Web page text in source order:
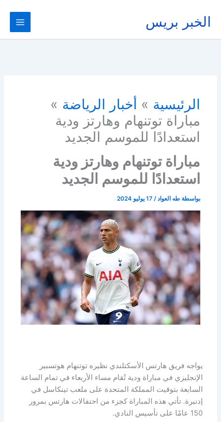
المحتوى
الخبر بريس
الرئيسية
أخبار الرياضة
مباراة توتنهام وهارتز ودية
استعدادًا للموسم الجديد
مباراة توتنهام وهارتز ودية
استعدادًا للموسم الجديد
بواسطة طه العواد/17 يوليو 2024
يواجه فريق هارتس الأسكتلندي نظيره توتنهام هوتسبير
الإنجليزي في مباراة ودية تُقام مساء الأربعاء في تمام الساعة
السابعة بتوقيت المملكة المتحدة على ملعب تينكاسل في
إدنبرة. تأتي هذه المباراة كجزء من احتفالات هارتس بمرور
150 عامًا على تأسيس النادي.